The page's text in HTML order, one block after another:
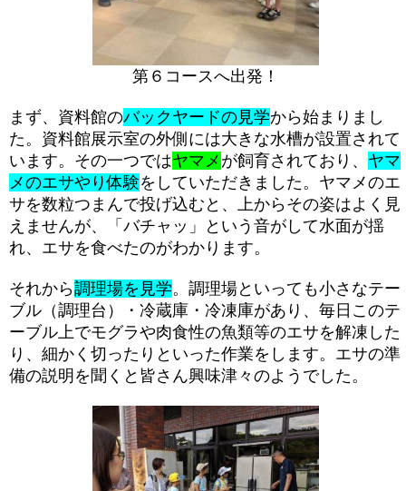
第６コースへ出発！
まず、資料館のバックヤードの見学から始まりまし
た。資料館展示室の外側には大きな水槽が設置されて
います。その一つではヤマメ が飼育されており、 ヤマ
メのエサやり体験をしていただきました。ヤマメのエ
サを数粒つまんで投げ込むと、上からその姿はよく見
えませんが、「バチャッ」という音がして水面が揺
れ、エサを食べたのがわかります。
それから調理場を見学。調理場といっても小さなテー
ブル（調理台）・冷蔵庫・冷凍庫があり、 毎日このテ
ーブル上でモグラや肉食性の魚類等のエサを解凍した
り、細かく切ったりといった作業をします。エサの準
備の説明を聞くと皆さん興味津々のようでした。